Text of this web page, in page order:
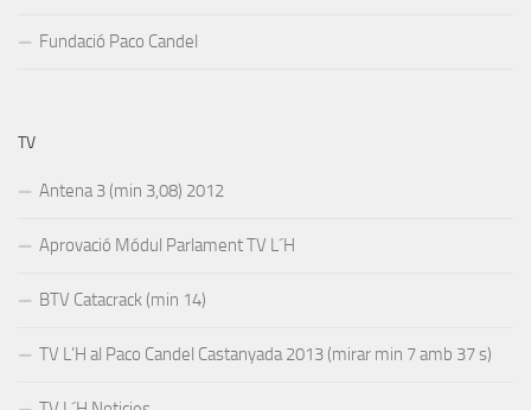
Fundació Paco Candel
TV
Antena 3 (min 3,08) 2012
Aprovació Módul Parlament TV L´H
BTV Catacrack (min 14)
TV L’H al Paco Candel Castanyada 2013 (mirar min 7 amb 37 s)